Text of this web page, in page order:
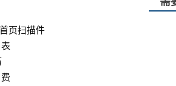
页扫描件